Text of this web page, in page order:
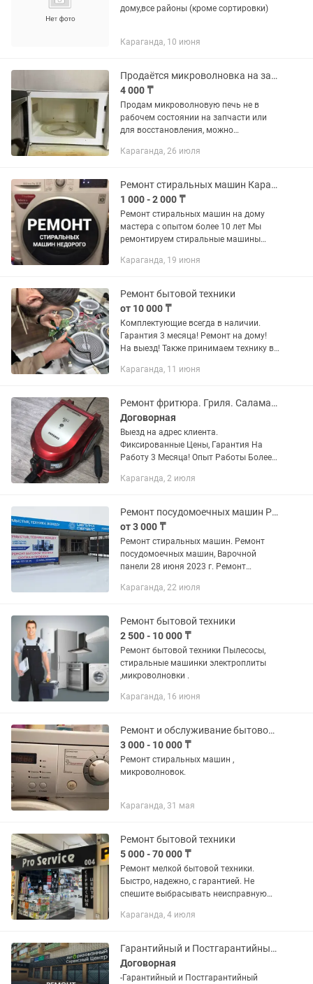
дому,все районы (кроме сортировки)
Караганда, 10 июня
Продаётся микроволновка на запчасти или для восстановления
4 000 ₸
Продам микроволновую печь не в
рабочем состоянии на запчасти или
для восстановления, можно
Караганда, 26 июля
Ремонт стиральных машин Караганда на дому
1 000 - 2 000 ₸
Ремонт стиральных машин на дому
мастера с опытом более 10 лет Мы
ремонтируем стиральные машины
печь пылесос
Караганда, 19 июня
Ремонт бытовой техники
от 10 000 ₸
Комплектующие всегда в наличии.
Гарантия 3 месяца! Ремонт на дому!
На выезд! Также принимаем технику в
мной вы экономите время и деньги!
Караганда, 11 июня
Ремонт фритюра. Гриля. Саламандры. Аэрогриля. Электроплит. Духовки.
Договорная
Выезд на адрес клиента.
Фиксированные Цены, Гарантия На
Работу 3 Месяца! Опыт Работы Более
по ремонту бытовой техники любой
Караганда, 2 июля
Ремонт посудомоечных машин Ремонт варочной поверхности
от 3 000 ₸
Ремонт стиральных машин. Ремонт
посудомоечных машин, Варочной
панели 28 июня 2023 г. Ремонт
посудомоечных машин, Варочной
СЕРВИС" Сервис №1 в...
Караганда, 22 июля
Ремонт бытовой техники
2 500 - 10 000 ₸
Ремонт бытовой техники Пылесосы,
стиральные машинки электроплиты
,микроволновки .
Караганда, 16 июня
Ремонт и обслуживание бытовой техники
3 000 - 10 000 ₸
Ремонт стиральных машин ,
микроволновок.
Караганда, 31 мая
Ремонт бытовой техники
5 000 - 70 000 ₸
Ремонт мелкой бытовой техники.
Быстро, надежно, с гарантией. Не
спешите выбрасывать неисправную
работоспособность приборов любой
Чайники,...
Караганда, 4 июля
Гарантийный и Постгарантийный Ремонт Цифровой и Бытовой Техники.
Договорная
-Гарантийный и Постгарантийный